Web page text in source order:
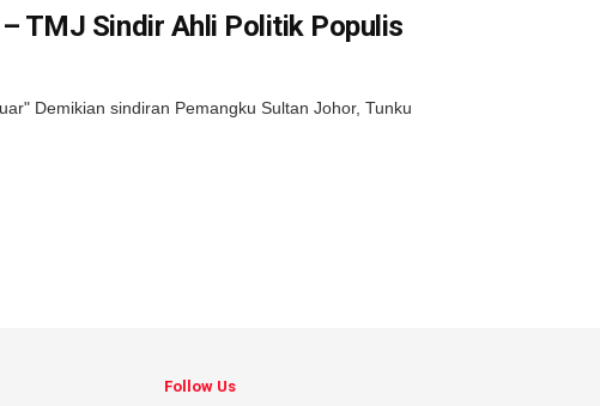
– TMJ Sindir Ahli Politik Populis
Demikian sindiran Pemangku Sultan Johor, Tunku
Follow Us